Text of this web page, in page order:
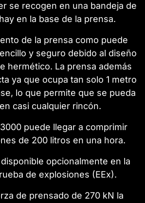
se recogen en una bandeja de
en la base de la prensa.
de la prensa como puede
y seguro debido al diseño
hermético. La prensa además
ya que ocupa tan solo 1 metro
lo que permite que se pueda
casi cualquier rincón.
puede llegar a comprimir
de 200 litros en una hora.
opcionalmente en la
de explosiones (EEx).
de prensado de 270 kN la